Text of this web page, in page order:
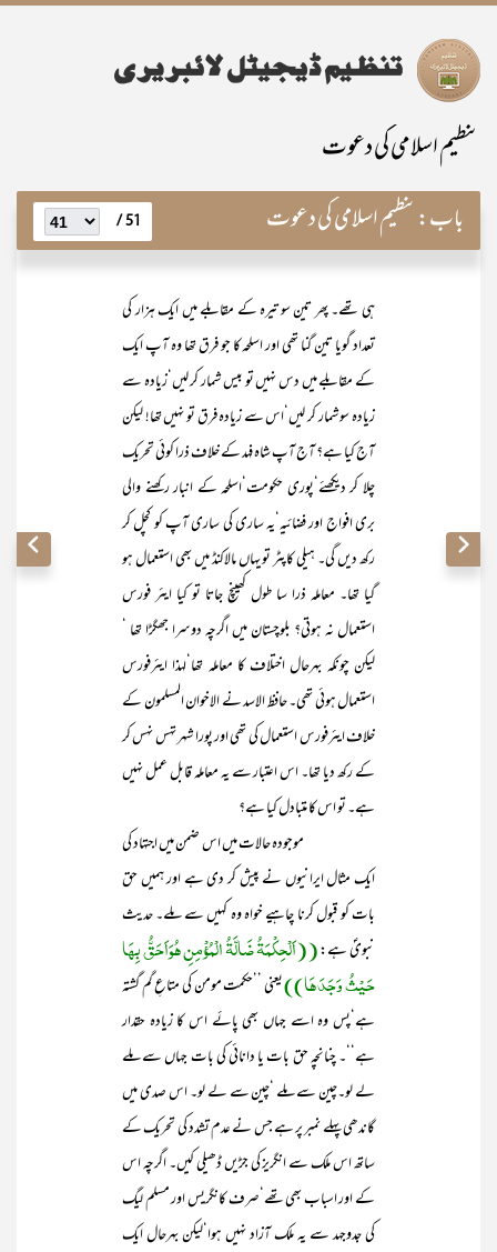
تنظیم اسلامی کی دعوت
باب:تنظیم اسلامی کی دعوت 51 /
ہی تھے۔ پھر تین سو تیرہ کے مقابلے میں ایک ہزار کی
تعداد گویا تین گنا تھی اور اسلحہ کا جو فرق تھا وہ آپ ایک
کے مقابلے میں دس نہیں تو بیس شمار کر لیں‘زیادہ سے
زیادہ سو شمار کر لیں‘اس سے زیادہ فرق تو نہیں تھا! لیکن
آج کیا ہے؟ آج آپ شاہ فہد کے خلاف ذرا کوئی تحریک
چلا کر دیکھئے‘پوری حکومت‘اسلحہ کے انبار رکھنے والی
بری افواج اور فضائیہ‘یہ ساری کی ساری آپ کو کچل کر
رکھ دیں گی۔ ہیلی کاپٹر تو یہاں مالاکنڈ میں بھی استعمال ہو
گیا تھا۔ معاملہ ذرا سا طول کھینچ جاتا تو کیا ایئر فورس
استعمال نہ ہوتی؟ بلوچستان میں اگرچہ دوسرا جھگڑا تھا ‘
لیکن چونکہ بہرحال اختلاف کا معاملہ تھا‘لہذا ایئرفورس
استعمال ہوئی تھی۔ حافظ الاسد نے الاخوان المسلمون کے
خلاف ایئرفورس استعمال کی تھی اور پورا شہر تہس نہس کر
کے رکھ دیا تھا۔ اس اعتبار سے یہ معاملہ قابل عمل نہیں
ہے۔ تو اس کا متبادل کیا ہے؟
موجودہ حالات میں اس ضمن میں اجتہاد کی
ایک مثال ایرانیوں نے پیش کر دی ہے اور ہمیں حق
بات کو قبول کرنا چاہیے خواہ وہ کہیں سے ملے۔ حدیث
نبویؐ ہے:((اَلْحِکْمَۃُ ضَالَّۃُ الْمُؤْمِنِ ھُوَاَحَقُّ بِھَا
حَیْثُ وَجَدَھَا))یعنی ’’حکمت مومن کی متاعِ گم گشتہ
ہے‘پس وہ اسے جہاں بھی پائے اس کا زیادہ حقدار
ہے‘‘۔ چنانچہ حق بات یا دانائی کی بات جہاں سے ملے
لے لو۔چین سے ملے ‘چین سے لے لو۔ اس صدی میں
گاندھی پہلے نمبر پر ہے جس نے عدم تشدد کی تحریک کے
ساتھ اس ملک سے انگریز کی جڑیں ڈھیلی کیں۔ اگرچہ اس
کے اور اسباب بھی تھے‘صرف کانگریس اور مسلم لیگ
کی جدوجہد سے یہ ملک آزاد نہیں ہوا‘لیکن بہرحال ایک